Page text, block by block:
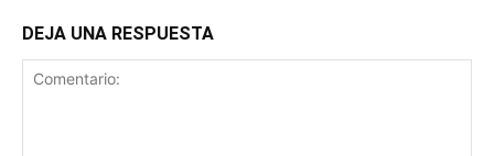
DEJA UNA RESPUESTA